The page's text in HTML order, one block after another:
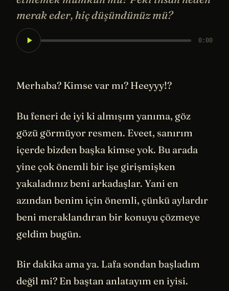
merak eder, hiç düşündünüz mü?
0:00
Merhaba? Kimse var mı? Heeyyy!?
Bu feneri de iyi ki almışım yanıma, göz
gözü görmüyor resmen. Eveet, sanırım
içerde bizden başka kimse yok. Bu arada
yine çok önemli bir işe girişmişken
yakaladınız beni arkadaşlar. Yani en
azından benim için önemli, çünkü aylardır
beni meraklandıran bir konuyu çözmeye
geldim bugün.
Bir dakika ama ya. Lafa sondan başladım
değil mi? En baştan anlatayım en iyisi.